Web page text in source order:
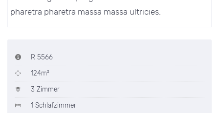
pharetra pharetra massa massa ultricies.
R 5566
124m²
3 Zimmer
1 Schlafzimmer